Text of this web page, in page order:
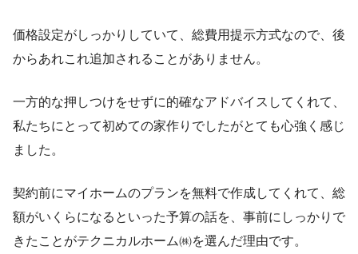
価格設定がしっかりしていて、総費用提示方式なので、後
からあれこれ追加されることがありません。
一方的な押しつけをせずに的確なアドバイスしてくれて、
私たちにとって初めての家作りでしたがとても心強く感じ
ました。
契約前にマイホームのプランを無料で作成してくれて、総
額がいくらになるといった予算の話を、事前にしっかりで
きたことがテクニカルホーム㈱を選んだ理由です。